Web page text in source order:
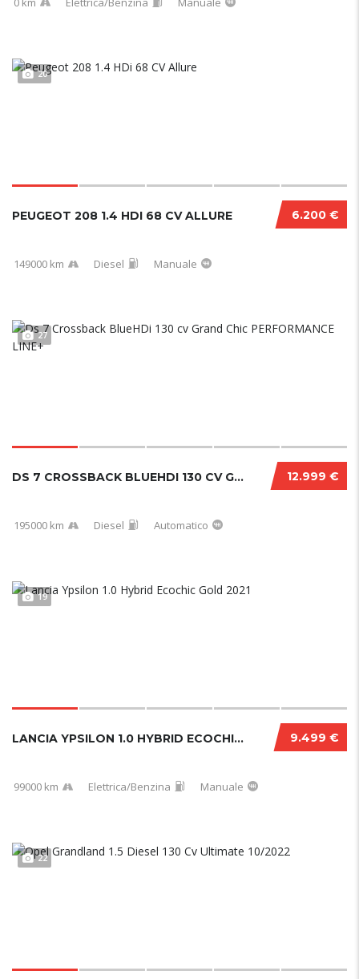
20
6.200 €
PEUGEOT 208 1.4 HDI 68 CV ALLURE
149000 km Diesel Manuale
27
12.999 €
DS 7 CROSSBACK BLUEHDI 130 CV GRAND CHIC PERFORMANCE LINE+
195000 km Diesel Automatico
19
9.499 €
LANCIA YPSILON 1.0 HYBRID ECOCHIC GOLD 2021
99000 km Elettrica/Benzina Manuale
22